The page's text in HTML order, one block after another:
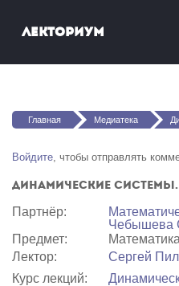
Лекториум
Вы здесь
Главная Медиатека
Войдите, чтобы отправлять
Динамические системы.
Партнёр:
Чебышева
Предмет:
Математика
Лектор:
Сергей
Курс лекций: